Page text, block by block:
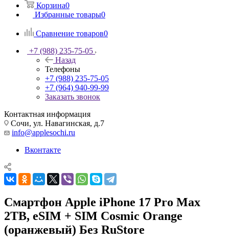
Корзина0
Избранные товары0
Сравнение товаров0
+7 (988) 235-75-05
Назад
Телефоны
+7 (988) 235-75-05
+7 (964) 940-99-99
Заказать звонок
Контактная информация
Сочи, ул. Навагинская, д.7
info@applesochi.ru
Вконтакте
Смартфон Apple iPhone 17 Pro Max
2TB, eSIM + SIM Cosmic Orange
(оранжевый) Без RuStore